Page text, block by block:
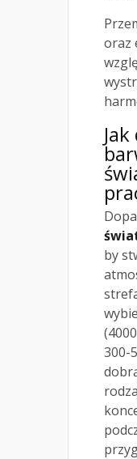
oraz
by
300-